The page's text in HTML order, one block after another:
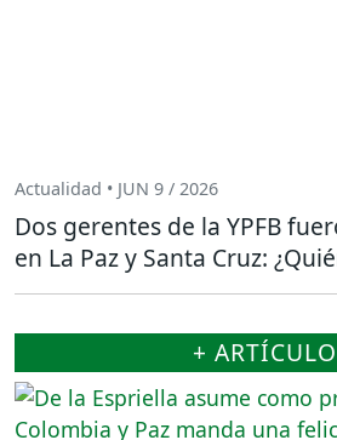
Actualidad • JUN 9 / 2026
Dos gerentes de la YPFB
en La Paz y Santa Cruz:
+